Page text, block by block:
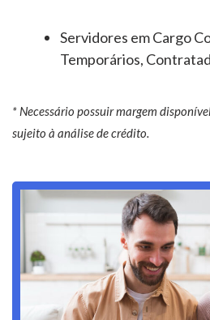
Servidores em Cargo
Temporários,
* Necessário possuir margem
sujeito à análise de crédito.